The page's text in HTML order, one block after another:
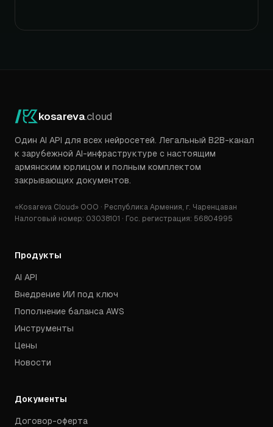
kosareva.cloud
Один AI API для всех нейросетей. Легальный B2B-канал
к зарубежной AI-инфраструктуре с настоящим
армянским юрлицом и полным комплектом
закрывающих документов.
«Kosareva Cloud» ООО · Республика Армения, г. Чаренцаван
Налоговый номер: 03038101 · Гос. регистрация: 56804995
Продукты
AI API
Внедрение ИИ под ключ
Пополнение баланса AWS
Инструменты
Цены
Новости
Документы
Договор-оферта